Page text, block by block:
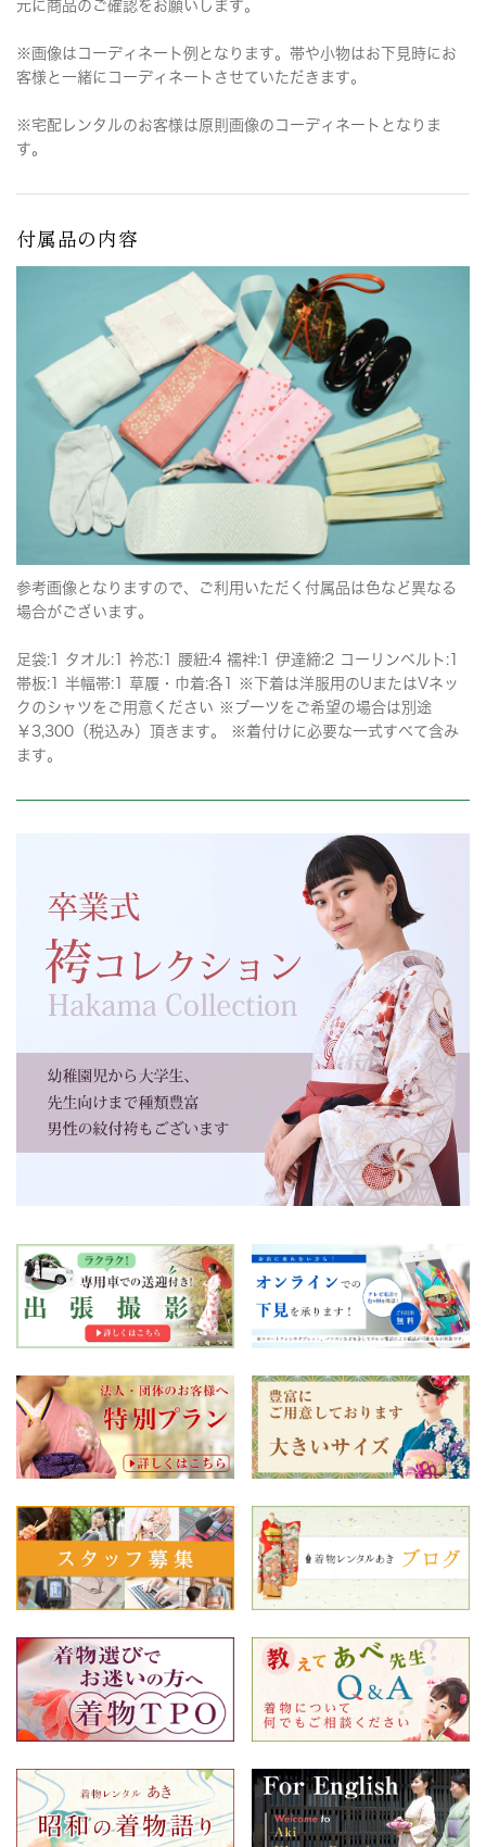
元に商品のご確認をお願いします。
※画像はコーディネート例となります。帯や小物はお下見時にお
客様と一緒にコーディネートさせていただきます。
※宅配レンタルのお客様は原則画像のコーディネートとなりま
す。
付属品の内容
参考画像となりますので、ご利用いただく付属品は色など異なる
場合がございます。
足袋:1 タオル:1 衿芯:1 腰紐:4 襦袢:1 伊達締:2 コーリンベルト:1
帯板:1 半幅帯:1 草履・巾着:各1 ※下着は洋服用のUまたはVネッ
クのシャツをご用意ください ※ブーツをご希望の場合は別途
￥3,300（税込み）頂きます。 ※着付けに必要な一式すべて含み
ます。